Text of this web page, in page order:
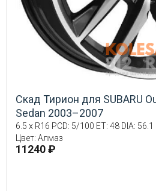
Скад Тирион для SUBARU
Sedan 2003–2007
6.5 x R16 PCD: 5/100 ET: 48 DIA: 56.1
Цвет: Алмаз
11240 ₽